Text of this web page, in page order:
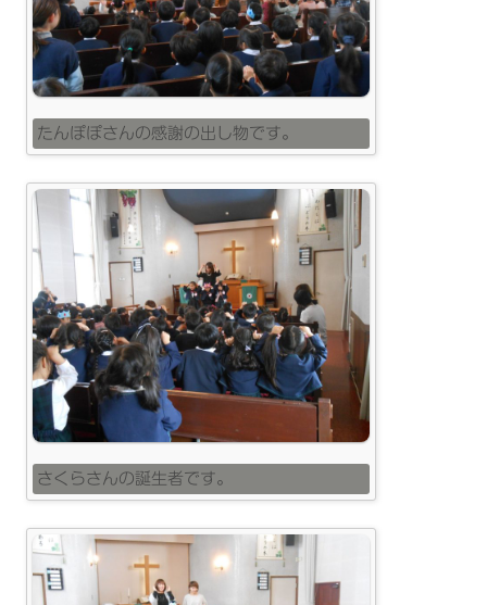
たんぽぽさんの感謝の出し物です。
さくらさんの誕生者です。